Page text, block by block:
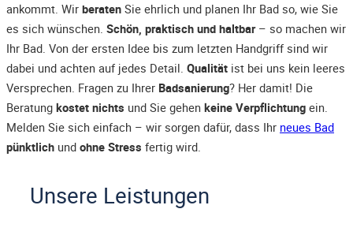
ankommt. Wir beraten Sie ehrlich und planen Ihr Bad so, wie Sie
es sich wünschen. Schön, praktisch und haltbar– so machen wir
Ihr Bad. Von der ersten Idee bis zum letzten Handgriff sind wir
dabei und achten auf jedes Detail. Qualität ist bei uns kein leeres
Versprechen. Fragen zu Ihrer Badsanierung? Her damit! Die
Beratung kostet nichts und Sie gehen keine Verpflichtung ein.
Melden Sie sich einfach – wir sorgen dafür, dass Ihr neues Bad
pünktlich und ohne Stress fertig wird.
Unsere Leistungen